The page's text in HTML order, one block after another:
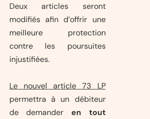
Deux articles seront
modifiés afin d’offrir une
meilleure protection
contre les poursuites
injustifiées.
Le nouvel article 73 LP
permettra à un débiteur
de demander en tout